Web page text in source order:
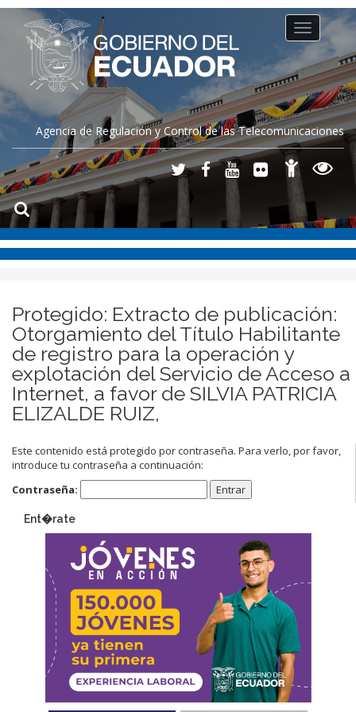
Agencia de Regulación y Control de las Telecomunicaciones
Toggle
navigation
Protegido: Extracto de publicación:
Otorgamiento del Título Habilitante
de registro para la operación y
explotación del Servicio de Acceso a
Internet, a favor de SILVIA PATRICIA
ELIZALDE RUIZ,
Este contenido está protegido por contraseña. Para verlo, por favor,
introduce tu contraseña a continuación:
Contraseña:
Ent�rate